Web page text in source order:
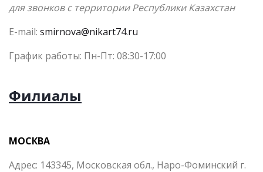
для звонков с территории Республики Казахстан
E-mail: smirnova@nikart74.ru
График работы: Пн-Пт: 08:30-17:00
Филиалы
МОСКВА
Адрес: 143345, Московская обл., Наро-Фоминский г.